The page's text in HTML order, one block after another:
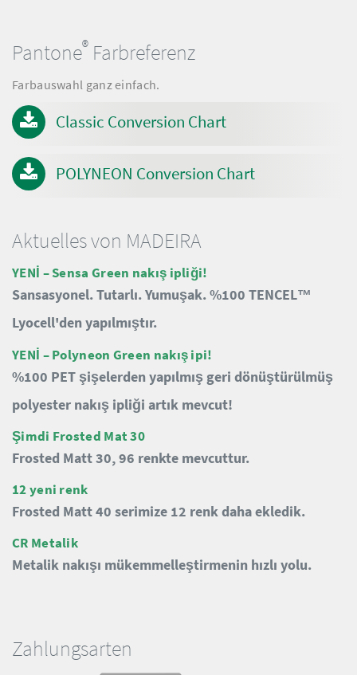
Zahlungsarten
Pantone® Farbreferenz
Farbauswahl ganz einfach.
Classic Conversion Chart
POLYNEON Conversion Chart
Aktuelles von MADEIRA
YENİ – Sensa Green nakış ipliği!
Sansasyonel.Tutarlı.Yumuşak.%100 TENCEL™
Lyocell'den yapılmıştır.
YENİ – Polyneon Green nakış ipi!
%100 PET şişelerden yapılmış geri dönüştürülmüş
polyester nakış ipliği artık mevcut!
Şimdi Frosted Mat 30
Frosted Matt 30, 96 renkte mevcuttur.
12 yeni renk
Frosted Matt 40 serimize 12 renk daha ekledik.
CR Metalik
Metalik nakışı mükemmelleştirmenin hızlı yolu.